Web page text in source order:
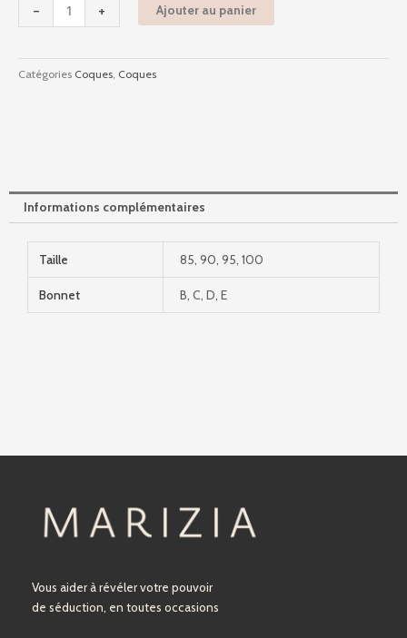
- + Ajouter au panier
Catégories Coques Coques
Informations complémentaires
Taille 85, 90, 95, 100
Bonnet B, C, D, E
Vous aider à révéler votre pouvoir
de séduction, en toutes occasions